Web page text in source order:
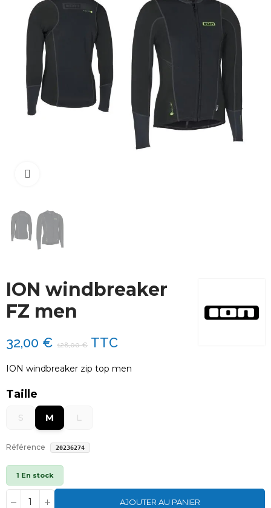
ION windbreaker
FZ men
32,00 € 128,00 € TTC
ION windbreaker zip top men
Taille
S M L
Référence 20236274
1 En stock
AJOUTER AU PANIER